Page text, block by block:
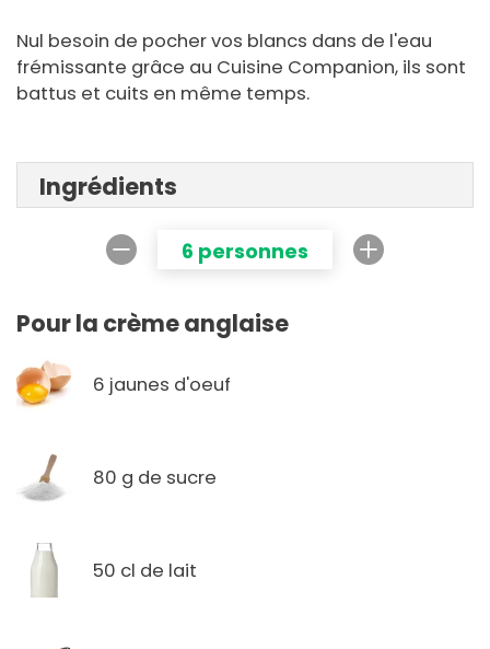
Nul besoin de pocher vos blancs dans de l'eau
frémissante grâce au Cuisine Companion, ils sont
battus et cuits en même temps.
Ingrédients
6 personnes
Pour la crème anglaise
6 jaunes d'oeuf
80 g de sucre
50 cl de lait